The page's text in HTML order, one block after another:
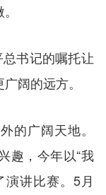
书记的嘱托让
阔的远方。
的广阔天地。
趣，今年以“我
演讲比赛。5月